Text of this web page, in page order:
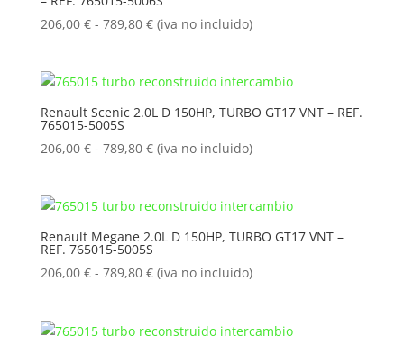
206,00 € - 789,80 €Rango
desde
206,00 €
789,80 €
(iva no incluido)
Renault Scenic 2.0L D 150HP, TURBO GT17 VNT – REF.
765015-5005S
206,00 € - 789,80 €Rango
desde
206,00 €
hasta
789,80 €
(iva no incluido)
Renault Megane 2.0L D 150HP, TURBO GT17 VNT –
REF. 765015-5005S
206,00 € - 789,80 €Rango
desde
(iva no incluido)